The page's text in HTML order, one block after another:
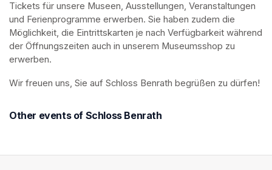
Tickets für unsere Museen, Ausstellungen, Veranstaltungen
und Ferienprogramme erwerben. Sie haben zudem die
Möglichkeit, die Eintrittskarten je nach Verfügbarkeit während
der Öffnungszeiten auch in unserem Museumsshop zu
erwerben.
Wir freuen uns, Sie auf Schloss Benrath begrüßen zu dürfen!
Other events of Schloss Benrath